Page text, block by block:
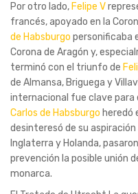
Por otro lado, Felipe V
francés, apoyado en la
de Habsburgo personificaba
Corona de Aragón y,
terminó con el triunfo de
de Almansa, Briguega y
internacional fue clave para
Carlos de Habsburgo heredó
desinteresó de su aspiración
Inglaterra y Holanda,
prevención la posible unión
monarca.